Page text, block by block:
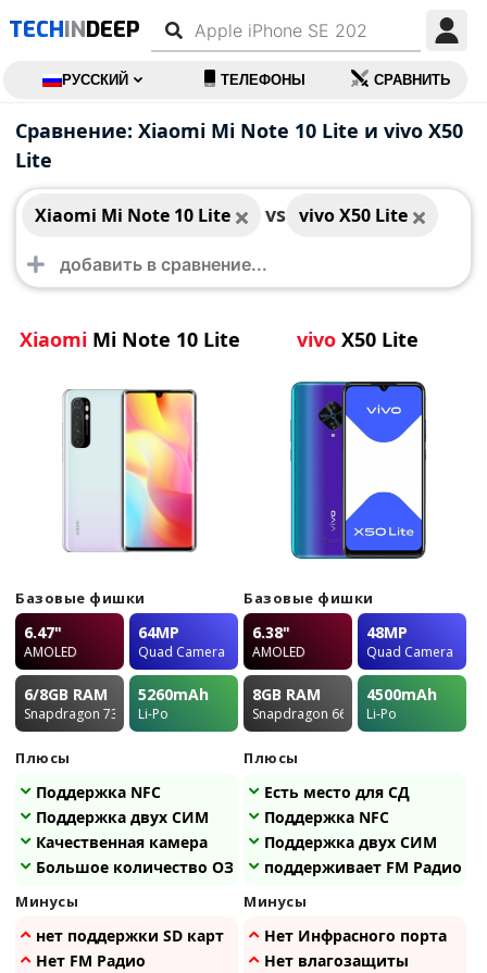
TECHINDEEP
РУССКИЙ ТЕЛЕФОНЫ СРАВНИТЬ
Сравнение: Xiaomi Mi Note 10 Lite и vivo X50
Lite
Xiaomi Mi Note 10 Lite vs vivo X50 Lite
Xiaomi Mi Note 10
Lite
Xiaomi Mi Note 10 Lite
Базовые фишки
6.47"
AMOLED
64MP
Quad Camera
6/8GB RAM
Snapdragon 730G
5260mAh
Li-Po
Плюсы
Поддержка NFC
Поддержка двух СИМ
Качественная камера
Большое количество ОЗУ
Минусы
нет поддержки SD карт
Нет FM Радио
vivo X50 Lite
vivo X50 Lite
Базовые фишки
6.38"
AMOLED
48MP
Quad Camera
8GB RAM
Snapdragon 665
4500mAh
Li-Po
Плюсы
Есть место для СД
Поддержка NFC
Поддержка двух СИМ
поддерживает FM Радио
Минусы
Нет Инфрасного порта
Нет влагозащиты